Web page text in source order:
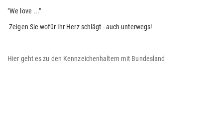
"We love ..."
Zeigen Sie wofür Ihr Herz schlägt - auch unterwegs!
Hier geht es zu den Kennzeichenhaltern mit Bundesland